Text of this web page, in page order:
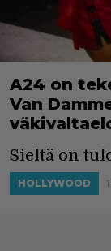
A24 on
Van
Sieltä on
HOLLYWOOD